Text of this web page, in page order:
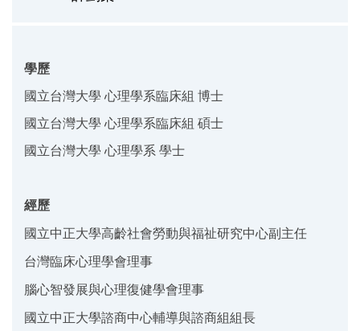
學歷
國立台灣大學 心理學系臨床組 博士
國立台灣大學 心理學系臨床組 碩士
國立台灣大學 心理學系 學士
經歷
國立中正大學高齡社會勞動與福祉研究中心副主任
台灣臨床心理學會理事
腦心智發展與心理復健學會理事
國立中正大學諮商中心輔導與諮商組組長